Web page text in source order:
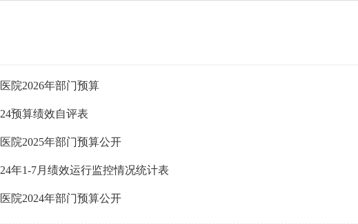
院2026年部门预算
预算绩效自评表
院2025年部门预算公开
年1-7月绩效运行监控情况统计表
院2024年部门预算公开